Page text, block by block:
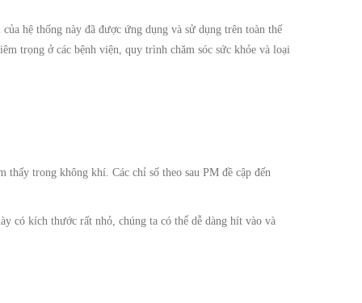
hệ thống này đã được ứng dụng và sử dụng trên toàn thế
trọng ở các bệnh viện, quy trình chăm sóc sức khỏe và loại
trong không khí. Các chỉ số theo sau PM đề cập đến
có kích thước rất nhỏ, chúng ta có thể dễ dàng hít vào và